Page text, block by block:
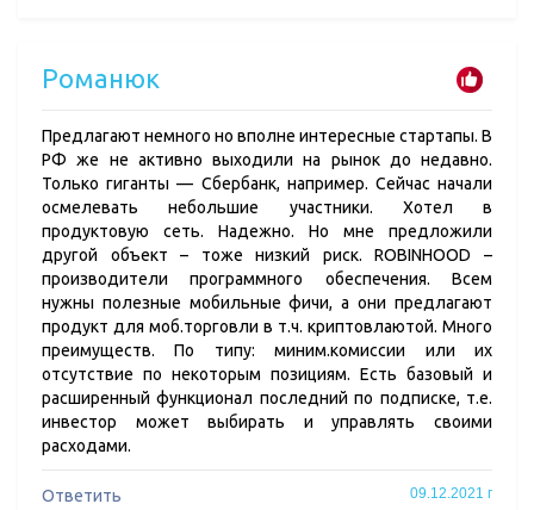
Романюк
Предлагают немного но вполне интересные стартапы. В
РФ же не активно выходили на рынок до недавно.
Только гиганты — Сбербанк, например. Сейчас начали
осмелевать небольшие участники. Хотел в
продуктовую сеть. Надежно. Но мне предложили
другой объект – тоже низкий риск. ROBINHOOD –
производители программного обеспечения. Всем
нужны полезные мобильные фичи, а они предлагают
продукт для моб.торговли в т.ч. криптовлаютой. Много
преимуществ. По типу: миним.комиссии или их
отсутствие по некоторым позициям. Есть базовый и
расширенный функционал последний по подписке, т.е.
инвестор может выбирать и управлять своими
расходами.
Ответить 09.12.2021 г